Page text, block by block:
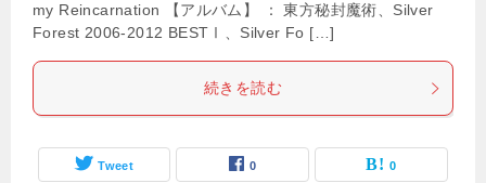
my Reincarnation 【アルバム】 ： 東方秘封魔術、Silver
Forest 2006-2012 BESTⅠ、Silver Fo […]
続きを読む
Tweet 0 0